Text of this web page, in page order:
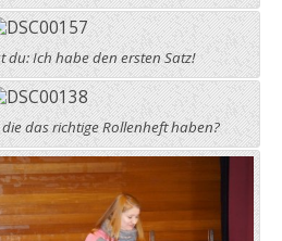
du: Ich habe den ersten Satz!
das richtige Rollenheft haben?